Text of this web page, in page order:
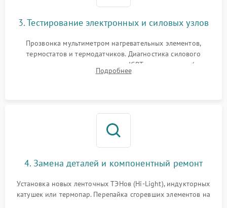
3. Тестирование электронных и силовых узлов
Прозвонка мультиметром нагревательных элементов,
термостатов и термодатчиков. Диагностика силового
модуля, реле, диодных мостов и IGBT-транзисторов (для
индукции). Проверка кранов и газ-контроля (для газовых
Подробнее
4. Замена деталей и компонентный ремонт
Установка новых ленточных ТЭНов (Hi-Light), индукторных
катушек или термопар. Перепайка сгоревших элементов на